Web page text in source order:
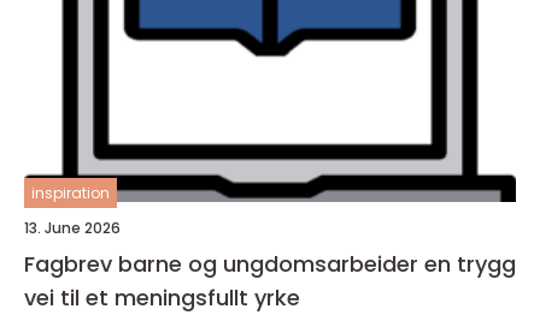
inspiration
13. June 2026
Fagbrev barne og ungdomsarbeider en trygg
vei til et meningsfullt yrke